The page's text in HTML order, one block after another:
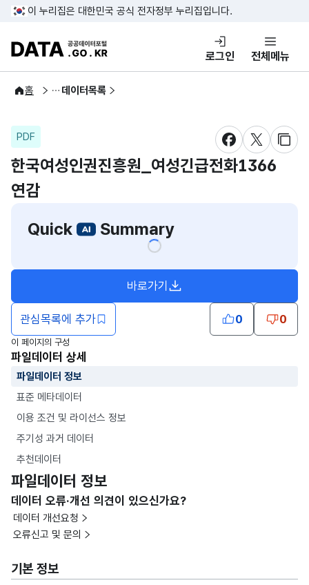
콘텐츠 바로가기
푸터 바로가기
이 누리집은 대한민국 공식 전자정부 누리집입니다.
DATA.GO.KR 공공데이터포털
로그인 전체메뉴
홈
공공데이터 데이터목록
PDF
새창 열림새창 열림
새창
한국여성인권진흥원_여성긴급전화1366
연감
Quick
Summary
관심목록에 추가
새창열림
바로가기
0 0
이 페이지의 구성
파일데이터 상세
파일데이터 정보
표준 메타데이터
이용 조건 및 라이선스 정보
주기성 과거 데이터
추천데이터
파일데이터 정보
데이터 오류·개선 의견이 있으신가요?
데이터 개선요청
오류신고 및 문의
기본 정보